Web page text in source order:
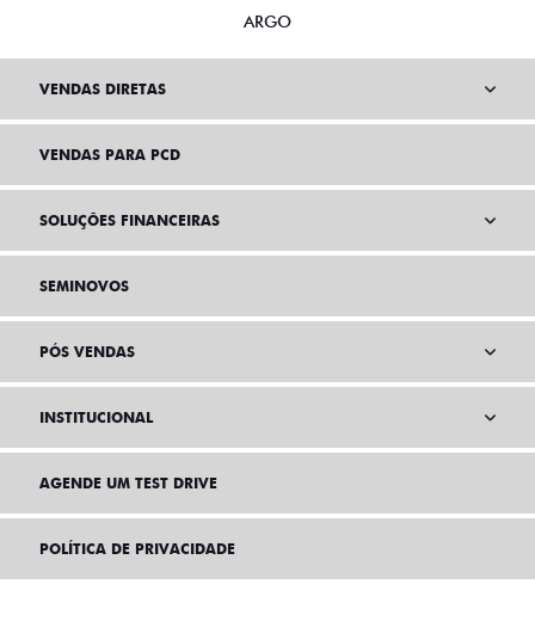
ARGO
VENDAS DIRETAS
VENDAS PARA PCD
SOLUÇÕES FINANCEIRAS
SEMINOVOS
PÓS VENDAS
INSTITUCIONAL
AGENDE UM TEST DRIVE
POLÍTICA DE PRIVACIDADE